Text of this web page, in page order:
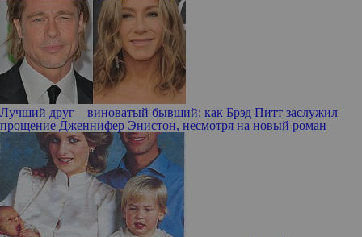
Лучший друг – виноватый бывший: как Брэд Питт заслужил
прощение Дженнифер Энистон, несмотря на новый роман